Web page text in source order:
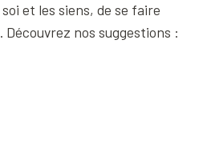
et les siens, de se faire
nos suggestions :